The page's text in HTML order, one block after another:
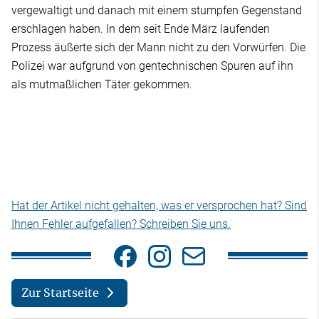
vergewaltigt und danach mit einem stumpfen Gegenstand
erschlagen haben. In dem seit Ende März laufenden
Prozess äußerte sich der Mann nicht zu den Vorwürfen. Die
Polizei war aufgrund von gentechnischen Spuren auf ihn
als mutmaßlichen Täter gekommen.
Hat der Artikel nicht gehalten, was er versprochen hat? Sind
Ihnen Fehler aufgefallen? Schreiben Sie uns.
Zur Startseite